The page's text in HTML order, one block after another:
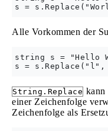
Alle Vorkommen der
string s = "Hello
String.Replace kann
einer Zeichenfolge
Zeichenfolge als